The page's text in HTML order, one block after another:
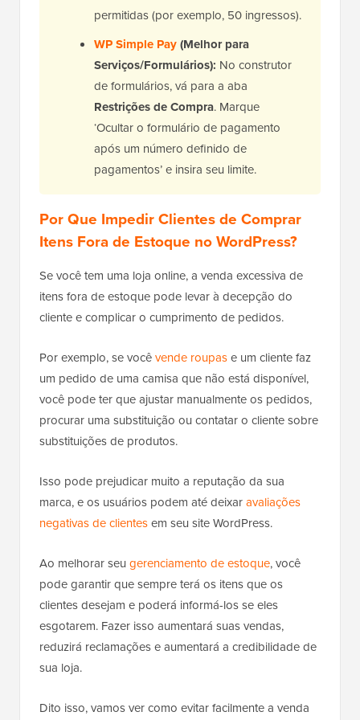
permitidas (por exemplo, 50 ingressos).
WP Simple Pay(Melhor para
Serviços/Formulários): No construtor
de formulários, vá para a aba
Restrições de Compra. Marque
‘Ocultar o formulário de pagamento
após um número definido de
pagamentos’ e insira seu limite.
Por Que Impedir Clientes de Comprar
Itens Fora de Estoque no WordPress?
Se você tem uma loja online, a venda excessiva de
itens fora de estoque pode levar à decepção do
cliente e complicar o cumprimento de pedidos.
Por exemplo, se vocêvende roupase um cliente faz
um pedido de uma camisa que não está disponível,
você pode ter que ajustar manualmente os pedidos,
procurar uma substituição ou contatar o cliente sobre
substituições de produtos.
Isso pode prejudicar muito a reputação da sua
marca, e os usuários podem até deixaravaliações
negativas de clientesem seu site WordPress.
Ao melhorar seu gerenciamento de estoque, você
pode garantir que sempre terá os itens que os
clientes desejam e poderá informá-los se eles
esgotarem. Fazer isso aumentará suas vendas,
reduzirá reclamações e aumentará a credibilidade de
sua loja.
Dito isso, vamos ver como evitar facilmente a venda